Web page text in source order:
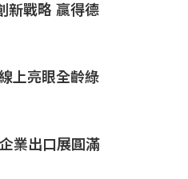
新戰略 贏得德
上亮眼全齡綠
業出口展圓滿